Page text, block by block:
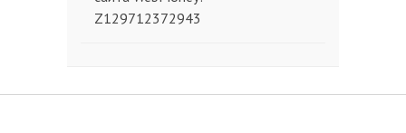
Z129712372943